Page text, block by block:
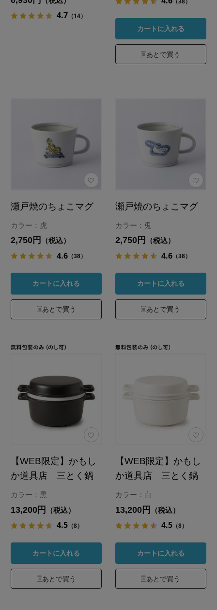
4.7 （14）
カートに入れる
あとで買う
瀬戸焼のちょこマグ
カラー：虎
2,750円 （税込）
4.6 （38）
カートに入れる
あとで買う
瀬戸焼のちょこマグ
カラー：兎
2,750円 （税込）
4.6 （38）
カートに入れる
あとで買う
【WEB限定】かもし
か道具店 三とく鍋
カラー：黒
13,200円 （税込）
4.5 （8）
カートに入れる
あとで買う
【WEB限定】かもし
か道具店 三とく鍋
カラー：白
13,200円 （税込）
4.5 （8）
カートに入れる
あとで買う